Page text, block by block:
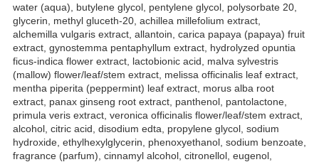
water (aqua), butylene glycol, pentylene glycol, polysorbate 20,
glycerin, methyl gluceth-20, achillea millefolium extract,
alchemilla vulgaris extract, allantoin, carica papaya (papaya) fruit
extract, gynostemma pentaphyllum extract, hydrolyzed opuntia
ficus-indica flower extract, lactobionic acid, malva sylvestris
(mallow) flower/leaf/stem extract, melissa officinalis leaf extract,
mentha piperita (peppermint) leaf extract, morus alba root
extract, panax ginseng root extract, panthenol, pantolactone,
primula veris extract, veronica officinalis flower/leaf/stem extract,
alcohol, citric acid, disodium edta, propylene glycol, sodium
hydroxide, ethylhexylglycerin, phenoxyethanol, sodium benzoate,
fragrance (parfum), cinnamyl alcohol, citronellol, eugenol,